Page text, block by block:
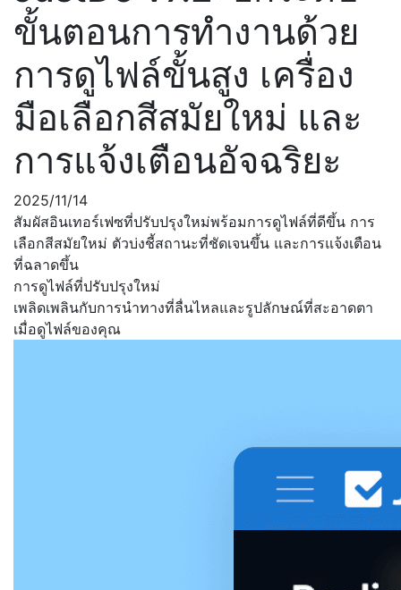
ขั้นตอนการทำงานด้วย
การดูไฟล์ขั้นสูง เครื่อง
มือเลือกสีสมัยใหม่ และ
การแจ้งเตือนอัจฉริยะ
2025/11/14
สัมผัสอินเทอร์เฟซที่ปรับปรุงใหม่พร้อมการดูไฟล์ที่ดีขึ้น การ
เลือกสีสมัยใหม่ ตัวบ่งชี้สถานะที่ชัดเจนขึ้น และการแจ้งเตือน
ที่ฉลาดขึ้น
การดูไฟล์ที่ปรับปรุงใหม่
เพลิดเพลินกับการนำทางที่ลื่นไหลและรูปลักษณ์ที่สะอาดตา
เมื่อดูไฟล์ของคุณ